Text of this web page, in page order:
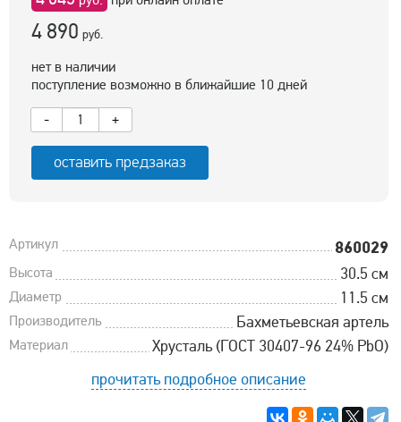
4 890 руб.
нет в наличии
поступление возможно в ближайшие 10 дней
-
+
оставить предзаказ
Артикул 860029
Высота 30.5 см
Диаметр 11.5 см
Производитель Бахметьевская артель
Материал
Хрусталь (ГОСТ 30407-96 24% PbO)
прочитать подробное описание